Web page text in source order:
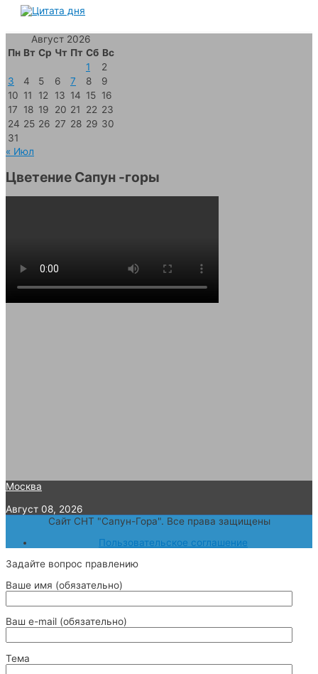
Август 2026
Пн Вт Ср Чт Пт Сб Вс
1
2
3
4 5 6 7 8
9
10 11 12 13 14 15 16
17
18 19 20 21 22 23
24 25 26 27 28 29 30
31
« Июл
Цветение Сапун -горы
Москва
Август 08, 2026
Сайт СНТ "Сапун-Гора". Все права защищены
Пользовательское соглашение
Задайте вопрос правлению
Ваше имя (обязательно)
Ваш e-mail (обязательно)
Тема